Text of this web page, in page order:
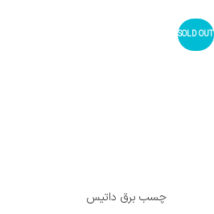
SOLD OUT
چسب برق داتیس